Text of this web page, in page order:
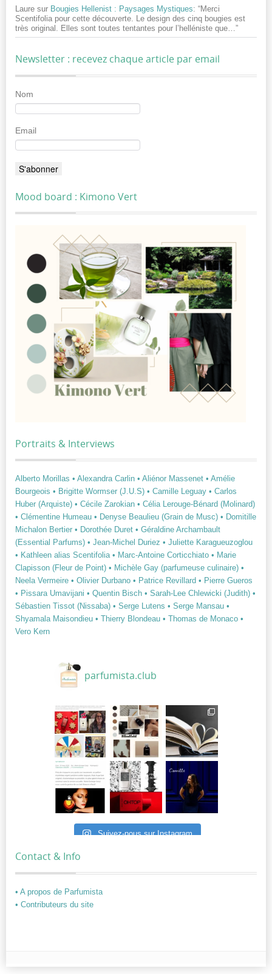
Laure sur Bougies Hellenist : Paysages Mystiques: “Merci
Scentifolia pour cette découverte. Le design des cinq bougies est
très original. Elles sont toutes tentantes pour l’helléniste que…”
Newsletter : recevez chaque article par email
Nom
Email
Mood board : Kimono Vert
Portraits & Interviews
Alberto Morillas • Alexandra Carlin • Aliénor Massenet • Amélie
Bourgeois • Brigitte Wormser (J.U.S) • Camille Leguay • Carlos
Huber (Arquiste) • Cécile Zarokian • Célia Lerouge-Bénard (Molinard)
• Clémentine Humeau • Denyse Beaulieu (Grain de Musc) • Domitille
Michalon Bertier • Dorothée Duret • Géraldine Archambault
(Essential Parfums) • Jean-Michel Duriez • Juliette Karagueuzoglou
• Kathleen alias Scentifolia • Marc-Antoine Corticchiato • Marie
Clapisson (Fleur de Point) • Michèle Gay (parfumeuse culinaire) •
Neela Vermeire • Olivier Durbano • Patrice Revillard • Pierre Gueros
• Pissara Umavijani • Quentin Bisch • Sarah-Lee Chlewicki (Judith) •
Sébastien Tissot (Nissaba) • Serge Lutens • Serge Mansau •
Shyamala Maisondieu • Thierry Blondeau • Thomas de Monaco •
Vero Kern
parfumista.club
Suivez-nous sur Instagram
Contact & Info
• A propos de Parfumista
• Contributeurs du site